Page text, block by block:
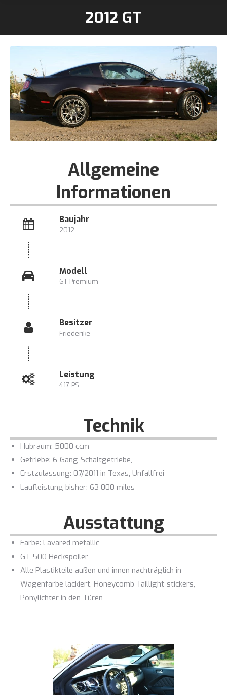
2012 GT
Sie befinden sich hier:
Allgemeine
Informationen
Baujahr
2012
Modell
GT Premium
Besitzer
Friederike
Leistung
417 PS
Technik
Hubraum: 5000 ccm
Getriebe: 6-Gang-Schaltgetriebe,
Erstzulassung: 07/2011 in Texas, Unfallfrei
Laufleistung bisher: 63 000 miles
Ausstattung
Farbe: Lavared metallic
GT 500 Heckspoiler
Alle Plastikteile außen und innen nachträglich in
Wagenfarbe lackiert, Honeycomb-Taillight-stickers,
Ponylichter in den Türen